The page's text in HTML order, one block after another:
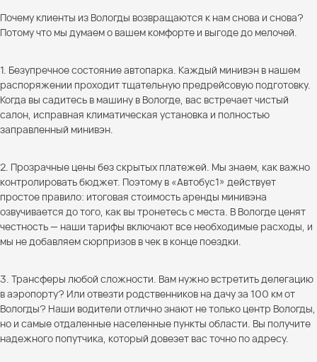
Почему клиенты из Вологды возвращаются к нам снова и снова?
Потому что мы думаем о вашем комфорте и выгоде до мелочей.
1. Безупречное состояние автопарка. Каждый минивэн в нашем
распоряжении проходит тщательную предрейсовую подготовку.
Когда вы садитесь в машину в Вологде, вас встречает чистый
салон, исправная климатическая установка и полностью
заправленный минивэн.
2. Прозрачные цены без скрытых платежей. Мы знаем, как важно
контролировать бюджет. Поэтому в «Автобус1» действует
простое правило: итоговая стоимость аренды минивэна
озвучивается до того, как вы тронетесь с места. В Вологде ценят
честность — наши тарифы включают все необходимые расходы, и
мы не добавляем сюрпризов в чек в конце поездки.
3. Трансферы любой сложности. Вам нужно встретить делегацию
в аэропорту? Или отвезти родственников на дачу за 100 км от
Вологды? Наши водители отлично знают не только центр Вологды,
но и самые отдаленные населенные пункты области. Вы получите
надежного попутчика, который довезет вас точно по адресу.